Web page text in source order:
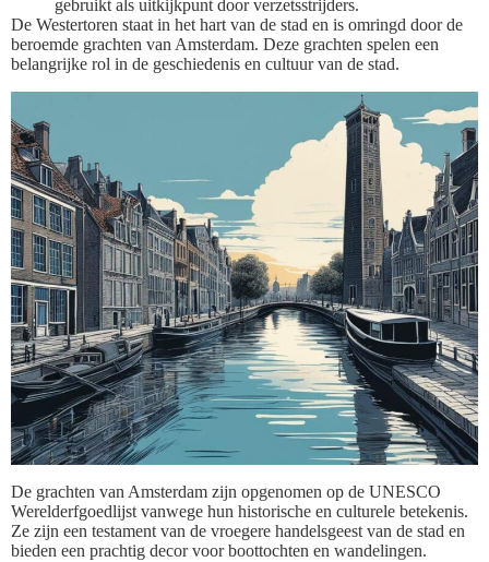
gebruikt als uitkijkpunt door verzetsstrijders.
De Westertoren staat in het hart van de stad en is omringd door de
beroemde grachten van Amsterdam. Deze grachten spelen een
belangrijke rol in de geschiedenis en cultuur van de stad.
De grachten van Amsterdam zijn opgenomen op de UNESCO
Werelderfgoedlijst vanwege hun historische en culturele betekenis.
Ze zijn een testament van de vroegere handelsgeest van de stad en
bieden een prachtig decor voor boottochten en wandelingen.